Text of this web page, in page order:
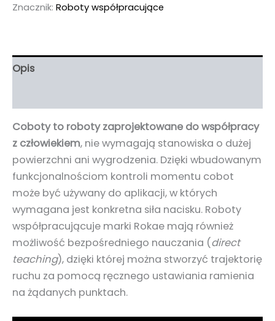
Znacznik: Roboty współpracujące
Opis
Coboty to roboty zaprojektowane do współpracy
z człowiekiem, nie wymagają stanowiska o dużej
powierzchni ani wygrodzenia. Dzięki wbudowanym
funkcjonalnościom kontroli momentu cobot
może być używany do aplikacji, w których
wymagana jest konkretna siła nacisku. Roboty
współpracującuje marki Rokae mają również
możliwość bezpośredniego nauczania (direct
teaching), dzięki której można stworzyć trajektorię
ruchu za pomocą ręcznego ustawiania ramienia
na żądanych punktach.